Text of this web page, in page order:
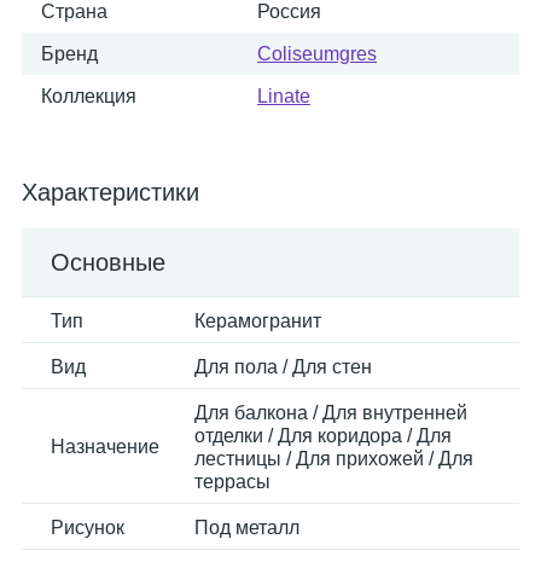
Страна Россия
Бренд Coliseumgres
Коллекция Linate
Характеристики
Основные
Тип Керамогранит
Вид Для пола / Для стен
Назначение
Для балкона / Для внутренней
отделки / Для коридора / Для
лестницы / Для прихожей / Для
террасы
Рисунок Под металл